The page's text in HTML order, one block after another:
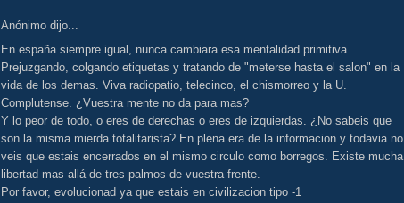
Anónimo dijo...
En españa siempre igual, nunca cambiara esa mentalidad primitiva.
Prejuzgando, colgando etiquetas y tratando de "meterse hasta el salon" en la
vida de los demas. Viva radiopatio, telecinco, el chismorreo y la U.
Complutense. ¿Vuestra mente no da para mas?
Y lo peor de todo, o eres de derechas o eres de izquierdas. ¿No sabeis que
son la misma mierda totalitarista? En plena era de la informacion y todavia no
veis que estais encerrados en el mismo circulo como borregos. Existe mucha
libertad mas allá de tres palmos de vuestra frente.
Por favor, evolucionad ya que estais en civilizacion tipo -1